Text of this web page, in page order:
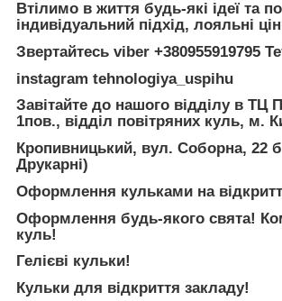
Втілимо в життя будь-які ідеї та
індивідуальний підхід, лояльні
Звертайтесь viber +380955919795
instagram tehnologiya_uspihu
Завітайте до нашого відділу в
1пов., відділ повітряних куль, м.
Кропивницький, вул. Соборна, 22
Друкарні)
Оформлення кульками на
Оформлення будь-якого свята!
куль!
Гелієві кульки!
Кульки для відкриття закладу!